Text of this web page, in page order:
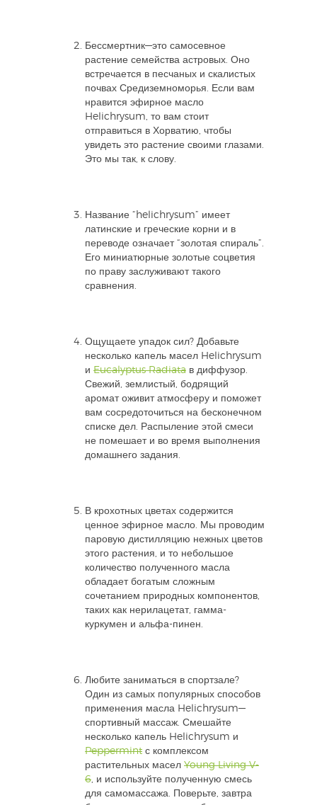
Бессмертник—это самосевное
растение семейства астровых. Оно
встречается в песчаных и скалистых
почвах Средиземноморья. Если вам
нравится эфирное масло
Helichrysum, то вам стоит
отправиться в Хорватию, чтобы
увидеть это растение своими глазами.
Это мы так, к слову.
Название “helichrysum” имеет
латинские и греческие корни и в
переводе означает “золотая спираль”.
Его миниатюрные золотые соцветия
по праву заслуживают такого
сравнения.
Ощущаете упадок сил? Добавьте
несколько капель масел Helichrysum
и Eucalyptus Radiata в диффузор.
Свежий, землистый, бодрящий
аромат оживит атмосферу и поможет
вам сосредоточиться на бесконечном
списке дел. Распыление этой смеси
не помешает и во время выполнения
домашнего задания.
В крохотных цветах содержится
ценное эфирное масло. Мы проводим
паровую дистилляцию нежных цветов
этого растения, и то небольшое
количество полученного масла
обладает богатым сложным
сочетанием природных компонентов,
таких как нерилацетат, гамма-
куркумен и альфа-пинен.
Любите заниматься в спортзале?
Один из самых популярных способов
применения масла Helichrysum—
спортивный массаж. Смешайте
несколько капель Helichrysum и
Peppermint с комплексом
растительных масел Young Living V-
6 , и используйте полученную смесь
для самомассажа. Поверьте, завтра